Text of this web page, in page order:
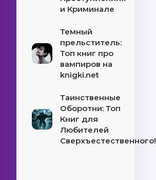
и Криминале
Темный
прельститель:
Топ книг про
вампиров на
knigki.net
Таинственные
Оборотни: Топ
Книг для
Любителей
Сверхъестественного!